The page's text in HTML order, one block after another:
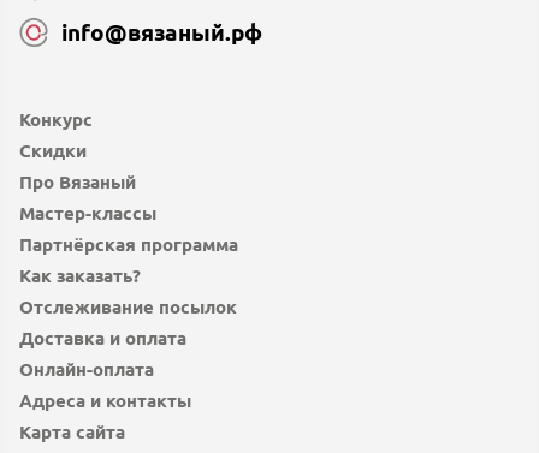
Конкурс
Скидки
Про Вязаный
Мастер-классы
Партнёрская программа
Как заказать?
Отслеживание посылок
Доставка и оплата
Онлайн-оплата
Адреса и контакты
Карта сайта
info@вязаный.рф